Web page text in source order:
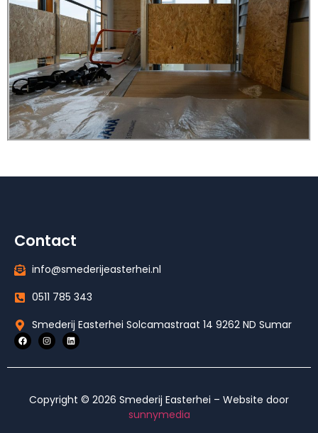
Contact
info@smederijeasterhei.nl
0511 785 343
Smederij Easterhei Solcamastraat 14 9262 ND Sumar
Copyright © 2026 Smederij Easterhei – Website door
sunnymedia